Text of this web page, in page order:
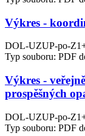
Výkres -
DOL-UZUP-po-
Typ souboru: PDF
Výkres -
prospěšných
DOL-UZUP-po-
Typ souboru: PDF